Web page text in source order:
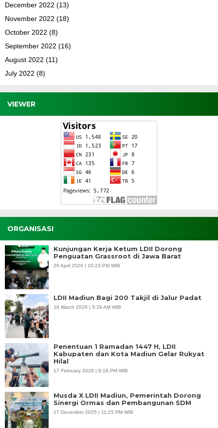
December 2022 (13)
November 2022 (18)
October 2022 (8)
September 2022 (16)
August 2022 (11)
July 2022 (8)
VIEWER
ORGANISASI
Kunjungan Kerja Ketum LDII Dorong
Penguatan Grassroot di Jawa Barat
26 April 2026 | 10:23 PM WIB
LDII Madiun Bagi 200 Takjil di Jalur Padat
18 March 2026 | 5:39 AM WIB
Penentuan 1 Ramadan 1447 H, LDII
Kabupaten dan Kota Madiun Gelar Rukyat
Hilal
17 February 2026 | 8:18 PM WIB
Musda X LDII Madiun, Pemerintah Dorong
Sinergi Ormas dan Pembangunan SDM
27 December 2025 | 11:25 PM WIB